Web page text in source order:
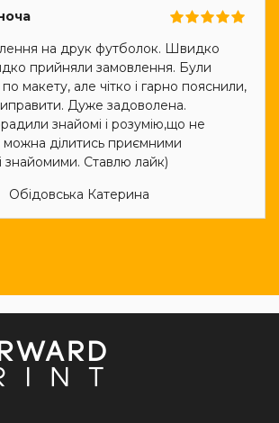
на друк футболок. Швидко
прийняли замовлення. Були
макету, але чітко і гарно пояснили,
Дуже задоволена.
знайомі і розумію,що не
можна ділитись приємними
знайомими. Ставлю лайк)
Обідовська Катерина